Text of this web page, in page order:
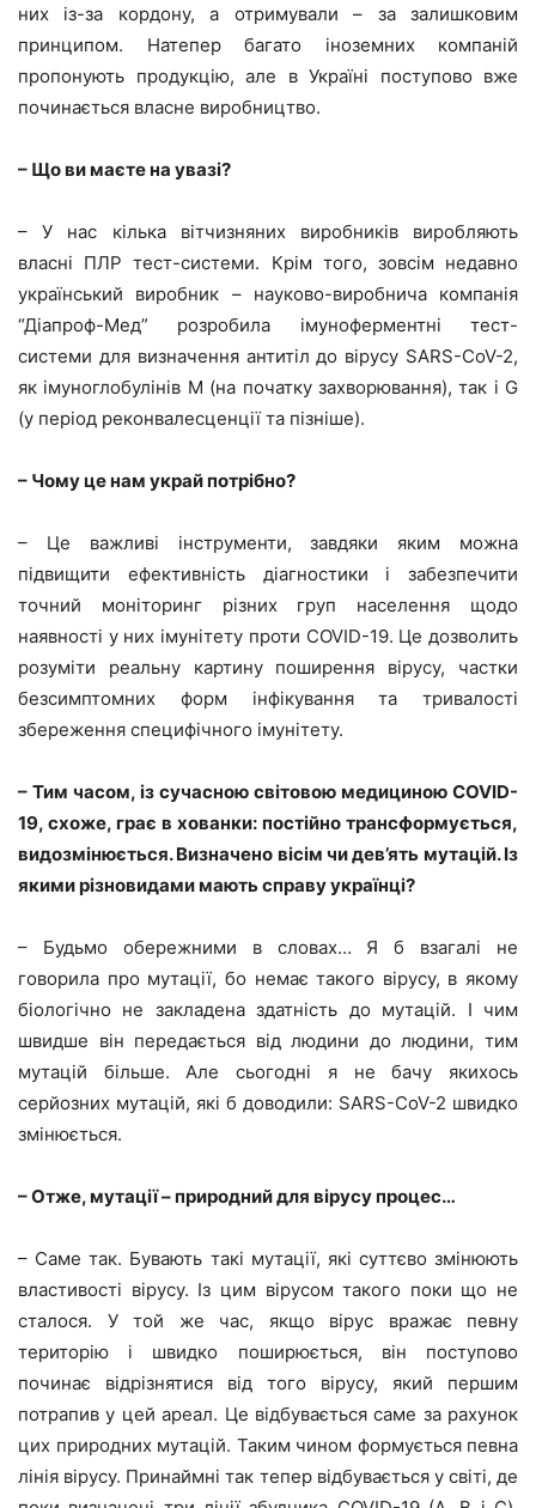
них із-за кордону, а отримували – за залишковим
принципом. Натепер багато іноземних компаній
пропонують продукцію, але в Україні поступово вже
починається власне виробництво.
– Що ви маєте на увазі?
– У нас кілька вітчизняних виробників виробляють
власні ПЛР тест-системи. Крім того, зовсім недавно
український виробник – науково-виробнича компанія
“Діапроф-Мед” розробила імуноферментні тест-
системи для визначення антитіл до вірусу SARS-CoV-2,
як імуноглобулінів М (на початку захворювання), так і G
(у період реконвалесценції та пізніше).
– Чому це нам украй потрібно?
– Це важливі інструменти, завдяки яким можна
підвищити ефективність діагностики і забезпечити
точний моніторинг різних груп населення щодо
наявності у них імунітету проти COVID-19. Це дозволить
розуміти реальну картину поширення вірусу, частки
безсимптомних форм інфікування та тривалості
збереження специфічного імунітету.
– Тим часом, із сучасною світовою медициною COVID-
19, схоже, грає в хованки: постійно трансформується,
видозмінюється. Визначено вісім чи дев’ять мутацій. Із
якими різновидами мають справу українці?
– Будьмо обережними в словах… Я б взагалі не
говорила про мутації, бо немає такого вірусу, в якому
біологічно не закладена здатність до мутацій. І чим
швидше він передається від людини до людини, тим
мутацій більше. Але сьогодні я не бачу якихось
серйозних мутацій, які б доводили: SARS-CoV-2 швидко
змінюється.
– Отже, мутації – природний для вірусу процес…
– Саме так. Бувають такі мутації, які суттєво змінюють
властивості вірусу. Із цим вірусом такого поки що не
сталося. У той же час, якщо вірус вражає певну
територію і швидко поширюється, він поступово
починає відрізнятися від того вірусу, який першим
потрапив у цей ареал. Це відбувається саме за рахунок
цих природних мутацій. Таким чином формується певна
лінія вірусу. Принаймні так тепер відбувається у світі, де